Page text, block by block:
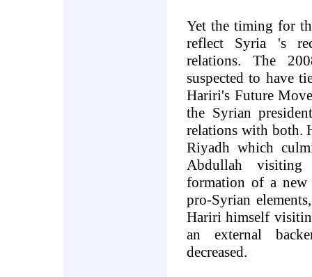
Yet the timing for
reflect Syria
's
relations. The
suspected to have
Hariri's Future
the Syrian
relations with both.
Riyadh which
Abdullah
formation of a new
pro-Syrian
Hariri himself
an external
decreased.